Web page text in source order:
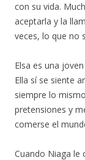
con su vida.
aceptarla y la
veces, lo que no
Elsa es una
Ella sí se siente
siempre lo
pretensiones y
comerse el
Cuando Niaga le